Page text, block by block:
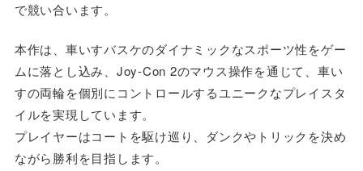
で競い合います。
本作は、車いすバスケのダイナミックなスポーツ性をゲー
ムに落とし込み、Joy-Con 2のマウス操作を通じて、車い
すの両輪を個別にコントロールするユニークなプレイスタ
イルを実現しています。
プレイヤーはコートを駆け巡り、ダンクやトリックを決め
ながら勝利を目指します。